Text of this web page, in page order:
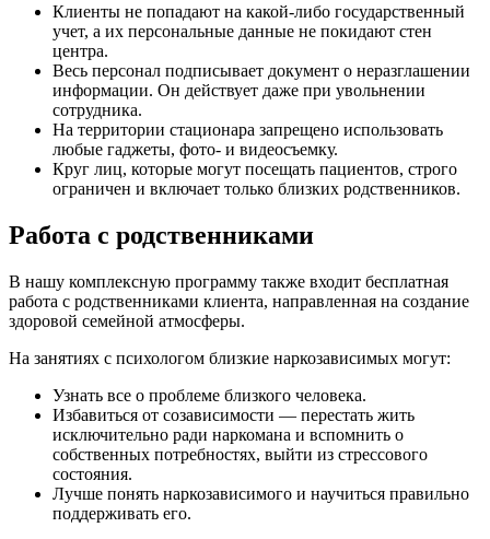
Клиенты не попадают на какой-либо государственный
учет, а их персональные данные не покидают стен
центра.
Весь персонал подписывает документ о неразглашении
информации. Он действует даже при увольнении
сотрудника.
На территории стационара запрещено использовать
любые гаджеты, фото- и видеосъемку.
Круг лиц, которые могут посещать пациентов, строго
ограничен и включает только близких родственников.
Работа с родственниками
В нашу комплексную программу также входит бесплатная
работа с родственниками клиента, направленная на создание
здоровой семейной атмосферы.
На занятиях с психологом близкие наркозависимых могут:
Узнать все о проблеме близкого человека.
Избавиться от созависимости — перестать жить
исключительно ради наркомана и вспомнить о
собственных потребностях, выйти из стрессового
состояния.
Лучше понять наркозависимого и научиться правильно
поддерживать его.